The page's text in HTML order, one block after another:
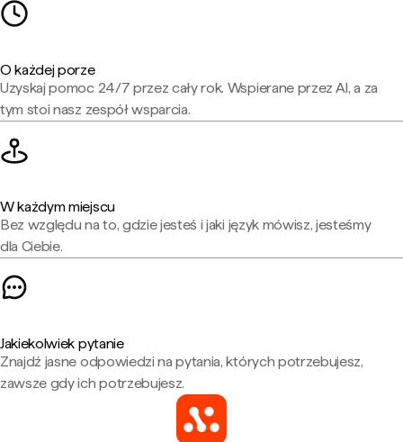
O każdej porze
Uzyskaj pomoc 24/7 przez cały rok. Wspierane przez AI, a za
tym stoi nasz zespół wsparcia.
W każdym miejscu
Bez względu na to, gdzie jesteś i jaki język mówisz, jesteśmy
dla Ciebie.
Jakiekolwiek pytanie
Znajdź jasne odpowiedzi na pytania, których potrzebujesz,
zawsze gdy ich potrzebujesz.